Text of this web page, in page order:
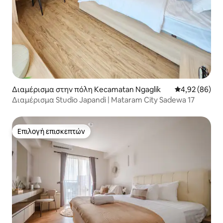
Διαμέρισμα στην πόλη Kecamatan Ngaglik Μέση
4,92 (86)
Διαμέρισμα Studio Japandi | Mataram City Sadewa 17
Επιλογή επισκεπτών
Επιλογή επισκεπτών